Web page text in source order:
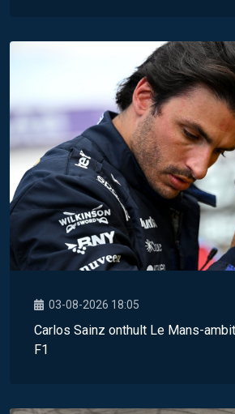
03-08-2026 18:05
Carlos Sainz onthult Le Mans-
F1